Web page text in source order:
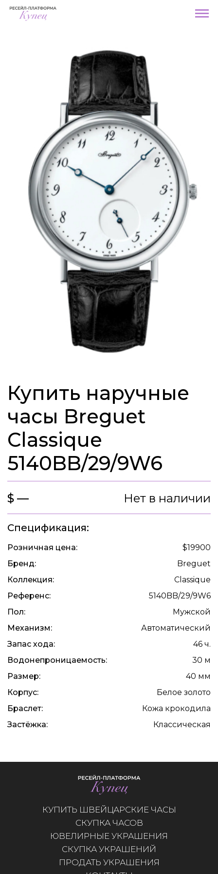
Купить наручные
часы Breguet
Classique
5140BB/29/9W6
$ — Нет в наличии
Спецификация:
Розничная цена:
$19900
Бренд:
Breguet
Коллекция:
Classique
Референс:
5140BB/29/9W6
Пол:
Мужской
Механизм:
Автоматический
Запас хода:
46 ч.
Водонепроницаемость:
30 м
Размер:
40 мм
Корпус:
Белое золото
Браслет:
Кожа крокодила
Застёжка:
Классическая
КУПИТЬ ШВЕЙЦАРСКИЕ ЧАСЫ
СКУПКА ЧАСОВ
ЮВЕЛИРНЫЕ УКРАШЕНИЯ
СКУПКА УКРАШЕНИЙ
ПРОДАТЬ УКРАШЕНИЯ